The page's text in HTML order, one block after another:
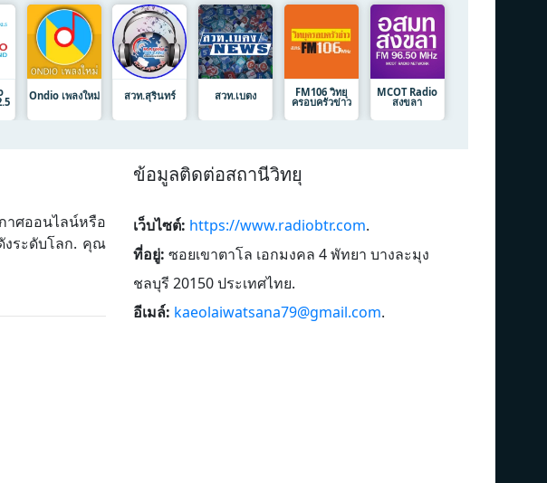
Ondio เพลงใหม่ สวท.สุรินทร์ สวท.เบตง FM106 วิทยุ
ครอบครัวข่าว
MCOT Radio
สงขลา
าศออนไลน์หรือ
งระดับโลก. คุณ
ข้อมูลติดต่อสถานีวิทยุ
เว็บไซต์: https://www.radiobtr.com.
ที่อยู่: ซอยเขาตาโล เอกมงคล 4 พัทยา บางละมุง
ชลบุรี 20150 ประเทศไทย.
อีเมล์: kaeolaiwatsana79@gmail.com.